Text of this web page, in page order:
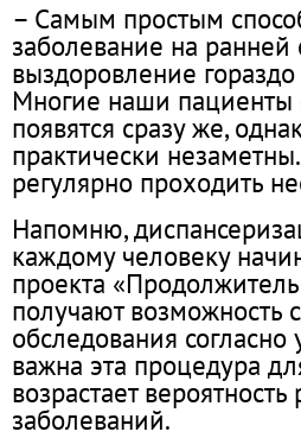
– Самым простым
заболевание на ранней
выздоровление
Многие наши пациенты
появятся сразу же,
практически
регулярно проходить
Напомню,
каждому человеку
проекта
получают возможность
обследования
важна эта процедура
возрастает
заболеваний.